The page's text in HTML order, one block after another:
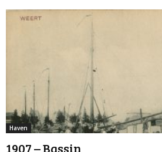
Haven
1907 – Bassin